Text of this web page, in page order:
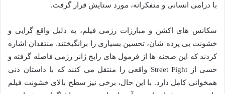
با درامی انسانی و متفکرانه، مورد ستایش قرار گرفت.
سکانس های اکشن و مبارزات رزمی فیلم، به دلیل واقع گرایی و
خشونت بی پرده شان، تحسین بسیاری را برانگیختند. منتقدان اشاره
کردند که این صحنه ها از فرمول های رایج ژانر رزمی فاصله گرفته و
حسی از Street Fight واقعی را منتقل می کنند که با داستان دنی
همخوانی کامل دارد. با این حال، برخی نیز سطح بالای خشونت فیلم